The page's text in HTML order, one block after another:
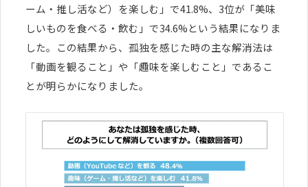
ーム・推し活など）を楽しむ」で41.8%、3位が「美味
しいものを食べる・飲む」で34.6%という結果になりま
した。この結果から、孤独を感じた時の主な解消法は
「動画を観ること」や「趣味を楽しむこと」であるこ
とが明らかになりました。